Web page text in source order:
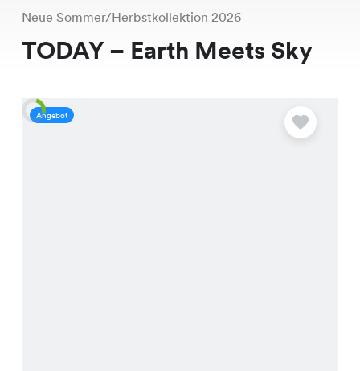
Neue Sommer/Herbstkollektion 2026
TODAY – Earth Meets Sky
Angebot